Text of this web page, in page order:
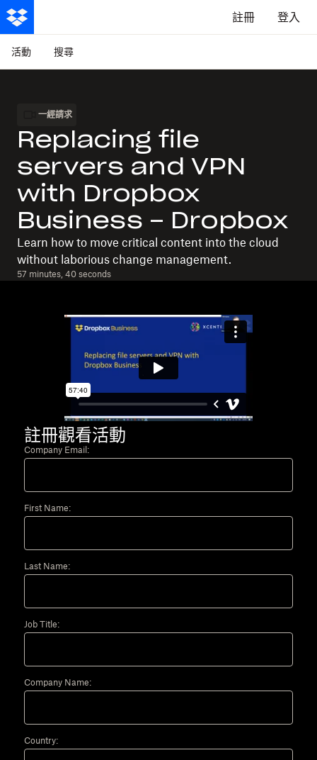
註冊 登入
活動 搜尋
一經請求
Replacing file
servers and VPN
with Dropbox
Business - Dropbox
Learn how to move critical content into the cloud
without laborious change management.
57 minutes, 40 seconds
註冊觀看活動
Company Email:
First Name:
Last Name:
Job Title:
Company Name:
Country: